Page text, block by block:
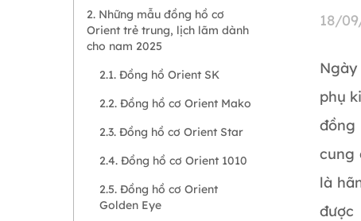
2. Những mẫu đồng hồ cơ
Orient trẻ trung, lịch lãm dành
cho nam 2025
2.1. Đồng hồ Orient SK
2.2. Đồng hồ cơ Orient Mako
2.3. Đồng hồ cơ Orient Star
2.4. Đồng hồ cơ Orient 1010
2.5. Đồng hồ cơ Orient
Golden Eye
18/
phụ
cung
là
được